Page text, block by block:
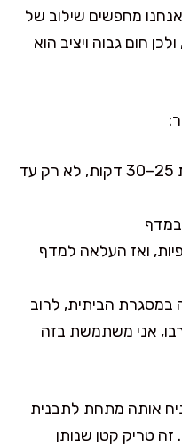
מחפשים שילוב של
חום גבוה ויציב הוא
: לפחות 25–30 דקות, לא רק עד
במדף
ואז העלאה למדף
במסגרת הביתית, לרוב
טורבו, אני משתמשת בזה
אותה מתחת לתבנית
טריק קטן שנותן